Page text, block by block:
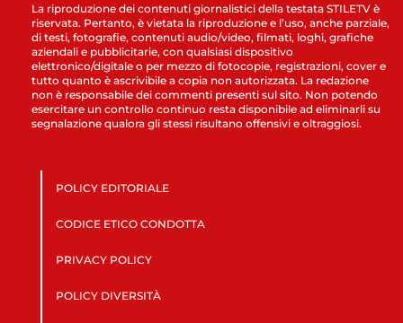
La riproduzione dei contenuti giornalistici della testata STILETV è
riservata. Pertanto, è vietata la riproduzione e l’uso, anche parziale,
di testi, fotografie, contenuti audio/video, filmati, loghi, grafiche
aziendali e pubblicitarie, con qualsiasi dispositivo
elettronico/digitale o per mezzo di fotocopie, registrazioni, cover e
tutto quanto è ascrivibile a copia non autorizzata. La redazione
non è responsabile dei commenti presenti sul sito. Non potendo
esercitare un controllo continuo resta disponibile ad eliminarli su
segnalazione qualora gli stessi risultano offensivi e oltraggiosi.
POLICY EDITORIALE
CODICE ETICO CONDOTTA
PRIVACY POLICY
POLICY DIVERSITÀ